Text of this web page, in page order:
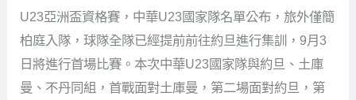
U23亞洲盃資格賽，中華U23國家隊名單公布，旅外僅簡
柏庭入隊，球隊全隊已經提前前往約旦進行集訓，9月3
日將進行首場比賽。本次中華U23國家隊與約旦、土庫
曼、不丹同組，首戰面對土庫曼，第二場面對約旦，第